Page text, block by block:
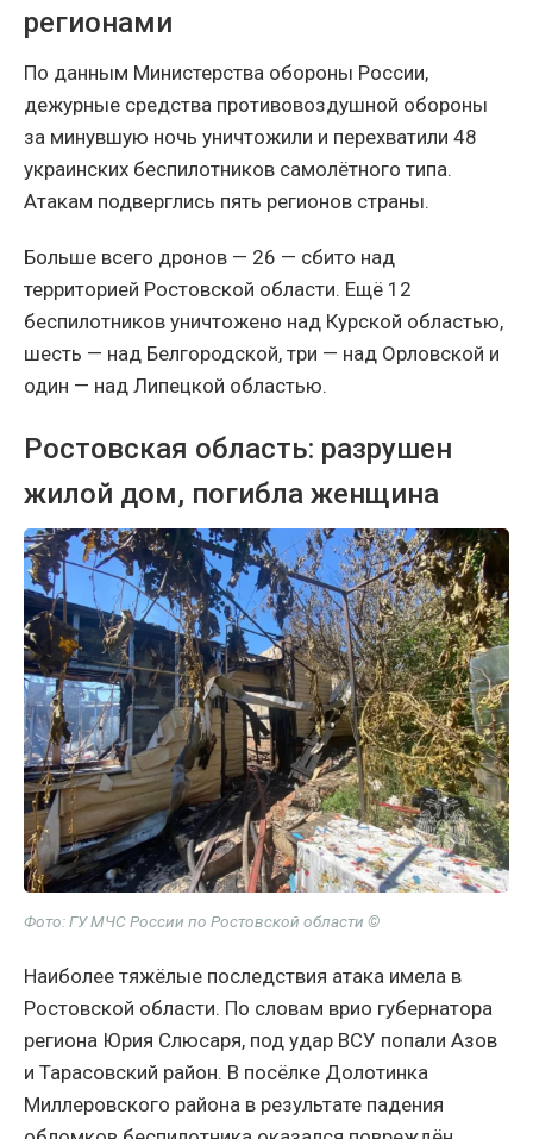
регионами
По данным Министерства обороны России,
дежурные средства противовоздушной обороны
за минувшую ночь уничтожили и перехватили 48
украинских беспилотников самолётного типа.
Атакам подверглись пять регионов страны.
Больше всего дронов — 26 — сбито над
территорией Ростовской области. Ещё 12
беспилотников уничтожено над Курской областью,
шесть — над Белгородской, три — над Орловской и
один — над Липецкой областью.
Ростовская область: разрушен
жилой дом, погибла женщина
Фото: ГУ МЧС России по Ростовской области ©
Наиболее тяжёлые последствия атака имела в
Ростовской области. По словам врио губернатора
региона Юрия Слюсаря, под удар ВСУ попали Азов
и Тарасовский район. В посёлке Долотинка
Миллеровского района в результате падения